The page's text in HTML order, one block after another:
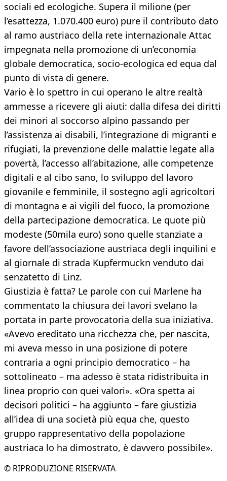
sociali ed ecologiche. Supera il milione (per
l’esattezza, 1.070.400 euro) pure il contributo dato
al ramo austriaco della rete internazionale Attac
impegnata nella promozione di un’economia
globale democratica, socio-ecologica ed equa dal
punto di vista di genere.
Vario è lo spettro in cui operano le altre realtà
ammesse a ricevere gli aiuti: dalla difesa dei diritti
dei minori al soccorso alpino passando per
l’assistenza ai disabili, l’integrazione di migranti e
rifugiati, la prevenzione delle malattie legate alla
povertà, l’accesso all’abitazione, alle competenze
digitali e al cibo sano, lo sviluppo del lavoro
giovanile e femminile, il sostegno agli agricoltori
di montagna e ai vigili del fuoco, la promozione
della partecipazione democratica. Le quote più
modeste (50mila euro) sono quelle stanziate a
favore dell’associazione austriaca degli inquilini e
al giornale di strada Kupfermuckn venduto dai
senzatetto di Linz.
Giustizia è fatta? Le parole con cui Marlene ha
commentato la chiusura dei lavori svelano la
portata in parte provocatoria della sua iniziativa.
«Avevo ereditato una ricchezza che, per nascita,
mi aveva messo in una posizione di potere
contraria a ogni principio democratico – ha
sottolineato – ma adesso è stata ridistribuita in
linea proprio con quei valori». «Ora spetta ai
decisori politici – ha aggiunto – fare giustizia
all’idea di una società più equa che, questo
gruppo rappresentativo della popolazione
austriaca lo ha dimostrato, è davvero possibile».
© RIPRODUZIONE RISERVATA